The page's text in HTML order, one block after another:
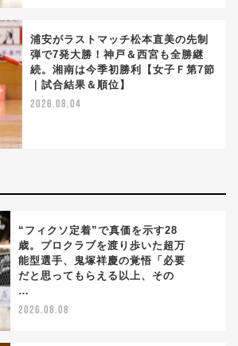
浦安がラストマッチ松本直美の先制
弾で7発大勝！神戸＆西宮も全勝継
続。湘南は今季初勝利【女子Ｆ第7節
｜試合結果＆順位】
2026.08.04
“フィクソ定着”で真価を示す28
歳。プロクラブを渡り歩いた超万
能型選手、鬼塚祥慶の覚悟「必要
だと思ってもらえる以上、その
…
2026.08.08